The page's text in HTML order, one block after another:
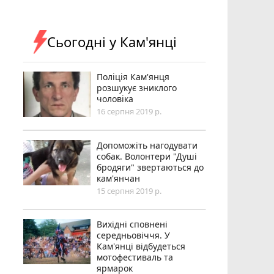
Сьогодні у Кам'янці
Поліція Кам'янця
розшукує зниклого
чоловіка
16 серпня 2019 р.
Допоможіть нагодувати
собак. Волонтери "Душі
бродяги" звертаються до
кам'янчан
15 серпня 2019 р.
Вихідні сповнені
середньовіччя. У
Кам'янці відбудеться
мотофестиваль та
ярмарок